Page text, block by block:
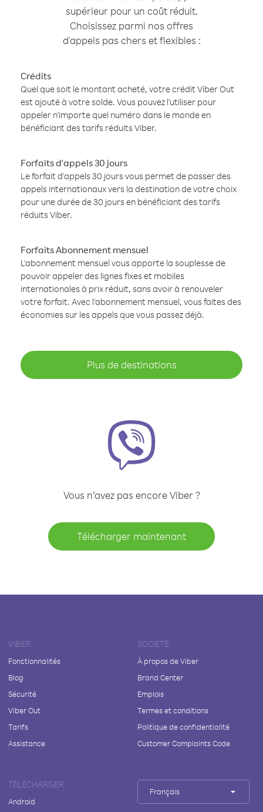
supérieur pour un coût réduit.
Choisissez parmi nos offres
d'appels pas chers et flexibles :
Crédits
Quel que soit le montant acheté, votre crédit Viber Out
est ajouté à votre solde. Vous pouvez l'utiliser pour
appeler n'importe quel numéro dans le monde en
bénéficiant des tarifs réduits Viber.
Forfaits d'appels 30 jours
Le forfait d'appels 30 jours vous permet de passer des
appels internationaux vers la destination de votre choix
pour une durée de 30 jours en bénéficiant des tarifs
réduits Viber.
Forfaits Abonnement mensuel
L'abonnement mensuel vous apporte la souplesse de
pouvoir appeler des lignes fixes et mobiles
internationales à prix réduit, sans avoir à renouveler
votre forfait. Avec l'abonnement mensuel, vous faites des
économies sur les appels que vous passez déjà.
Plus de destinations
Vous n’avez pas encore Viber ?
Télécharger maintenant
VIBER
Fonctionnalités
Blog
Sécurité
Viber Out
Tarifs
Assistance
SOCIÉTÉ
À propos de Viber
Brand Center
Emplois
Termes et conditions
Politique de confidentialité
Customer Complaints Code
TÉLÉCHARGER
Android
Français